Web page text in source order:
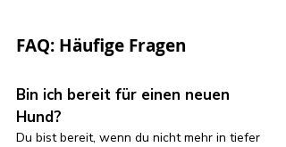
FAQ: Häufige Fragen
Bin ich bereit für einen neuen
Hund?
Du bist bereit, wenn du nicht mehr in tiefer